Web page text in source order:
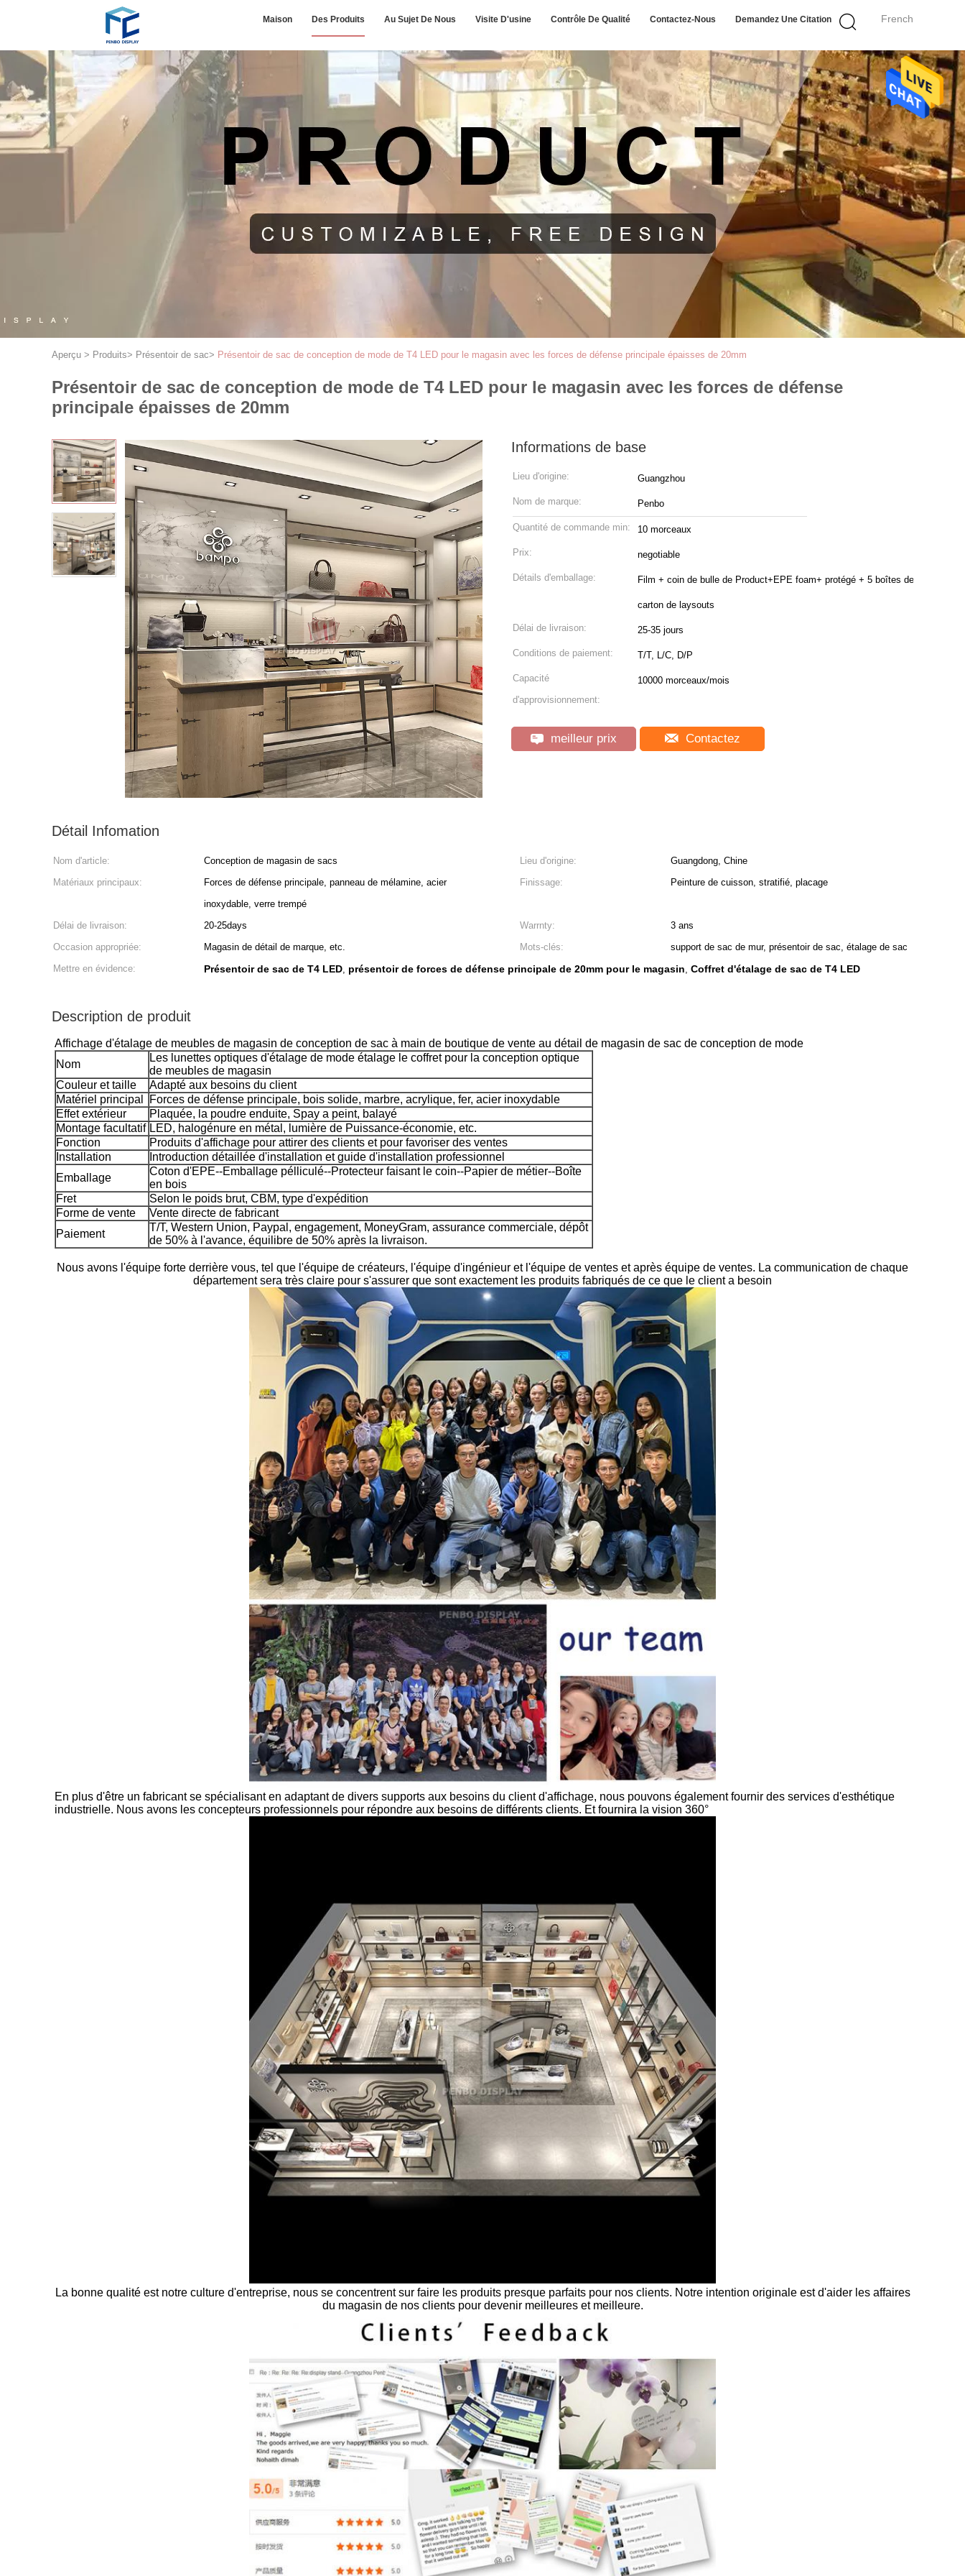
French
Maison Des Produits Au Sujet De Nous Visite D'usine Contrôle De Qualité Contactez-Nous Demandez Une Citation
Aperçu > Produits> Présentoir de sac> Présentoir de sac de conception de mode de T4 LED pour le magasin avec les forces de défense principale épaisses de 20mm
Présentoir de sac de conception de mode de T4 LED pour le magasin avec les forces de défense
principale épaisses de 20mm
Informations de base
Lieu d'origine: Guangzhou
Nom de marque: Penbo
Quantité de commande min: 10 morceaux
Prix: negotiable
Détails d'emballage: Film + coin de bulle de Product+EPE foam+ protégé + 5 boîtes de
carton de laysouts
Délai de livraison: 25-35 jours
Conditions de paiement: T/T, L/C, D/P
Capacité
d'approvisionnement:
10000 morceaux/mois
meilleur prix Contactez
Détail Infomation
Nom d'article: Conception de magasin de sacs Lieu d'origine:
Guangdong, Chine
Matériaux principaux:
Forces de défense principale, panneau de mélamine, acier
inoxydable, verre trempé
Finissage: Peinture de cuisson, stratifié, placage
Délai de livraison: 20-25days Warrnty:
3 ans
Occasion appropriée:
Magasin de détail de marque, etc. Mots-clés:
support de sac de mur, présentoir de sac, étalage de sac
Mettre en évidence:
Présentoir de sac de T4 LED, présentoir de forces de défense principale de 20mm pour le magasin, Coffret d'étalage de sac de T4 LED
Description de produit
Affichage d'étalage de meubles de magasin de conception de sac à main de boutique de vente au détail de magasin de sac de conception de mode
Nom
Les lunettes optiques d'étalage de mode étalage le coffret pour la conception optique
de meubles de magasin
Couleur et taille
Adapté aux besoins du client
Matériel principal
Forces de défense principale, bois solide, marbre, acrylique, fer, acier inoxydable
Effet extérieur
Plaquée, la poudre enduite, Spay a peint, balayé
Montage facultatif LED, halogénure en métal, lumière de Puissance-économie, etc.
Fonction
Produits d'affichage pour attirer des clients et pour favoriser des ventes
Installation
Introduction détaillée d'installation et guide d'installation professionnel
Emballage
Coton d'EPE--Emballage pélliculé--Protecteur faisant le coin--Papier de métier--Boîte
en bois
Fret
Selon le poids brut, CBM, type d'expédition
Forme de vente
Vente directe de fabricant
Paiement
T/T, Western Union, Paypal, engagement, MoneyGram, assurance commerciale, dépôt
de 50% à l'avance, équilibre de 50% après la livraison.
Nous avons l'équipe forte derrière vous, tel que l'équipe de créateurs, l'équipe d'ingénieur et l'équipe de ventes et après équipe de ventes. La communication de chaque
département sera très claire pour s'assurer que sont exactement les produits fabriqués de ce que le client a besoin
En plus d'être un fabricant se spécialisant en adaptant de divers supports aux besoins du client d'affichage, nous pouvons également fournir des services d'esthétique
industrielle. Nous avons les concepteurs professionnels pour répondre aux besoins de différents clients. Et fournira la vision 360°
La bonne qualité est notre culture d'entreprise, nous se concentrent sur faire les produits presque parfaits pour nos clients. Notre intention originale est d'aider les affaires
du magasin de nos clients pour devenir meilleures et meilleure.